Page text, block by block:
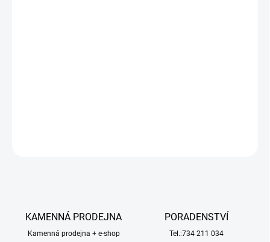
KAMENNÁ PRODEJNA
Kamenná prodejna + e-shop
PORADENSTVÍ
Tel.:734 211 034